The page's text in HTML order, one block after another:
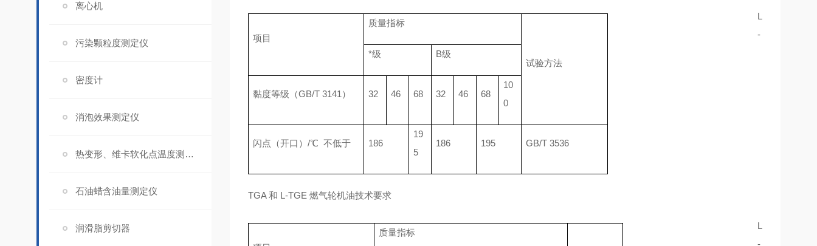
离心机
污染颗粒度测定仪
密度计
消泡效果测定仪
热变形、维卡软化点温度测定仪
石油蜡含油量测定仪
润滑脂剪切器
项目
质量指标
试验方法
*级 B级
黏度等级（GB/T 3141） 32 46 68 32 46 68
10
0
闪点（开口）/℃ 不低于 186
19
5
186 195 GB/T 3536
L
-
TGA 和 L-TGE 燃气轮机油技术要求
质量指标
L
-